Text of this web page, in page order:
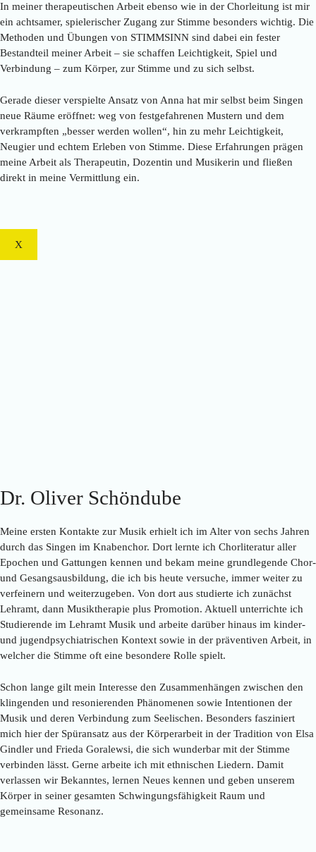
In meiner therapeutischen Arbeit ebenso wie in der Chorleitung ist mir
ein achtsamer, spielerischer Zugang zur Stimme besonders wichtig. Die
Methoden und Übungen von STIMMSINN sind dabei ein fester
Bestandteil meiner Arbeit – sie schaffen Leichtigkeit, Spiel und
Verbindung – zum Körper, zur Stimme und zu sich selbst.
Gerade dieser verspielte Ansatz von Anna hat mir selbst beim Singen
neue Räume eröffnet: weg von festgefahrenen Mustern und dem
verkrampften „besser werden wollen“, hin zu mehr Leichtigkeit,
Neugier und echtem Erleben von Stimme. Diese Erfahrungen prägen
meine Arbeit als Therapeutin, Dozentin und Musikerin und fließen
direkt in meine Vermittlung ein.
X
Dr. Oliver Schöndube
Meine ersten Kontakte zur Musik erhielt ich im Alter von sechs Jahren
durch das Singen im Knabenchor. Dort lernte ich Chorliteratur aller
Epochen und Gattungen kennen und bekam meine grundlegende Chor-
und Gesangsausbildung, die ich bis heute versuche, immer weiter zu
verfeinern und weiterzugeben. Von dort aus studierte ich zunächst
Lehramt, dann Musiktherapie plus Promotion. Aktuell unterrichte ich
Studierende im Lehramt Musik und arbeite darüber hinaus im kinder-
und jugendpsychiatrischen Kontext sowie in der präventiven Arbeit, in
welcher die Stimme oft eine besondere Rolle spielt.
Schon lange gilt mein Interesse den Zusammenhängen zwischen den
klingenden und resonierenden Phänomenen sowie Intentionen der
Musik und deren Verbindung zum Seelischen. Besonders fasziniert
mich hier der Spüransatz aus der Körperarbeit in der Tradition von Elsa
Gindler und Frieda Goralewsi, die sich wunderbar mit der Stimme
verbinden lässt. Gerne arbeite ich mit ethnischen Liedern. Damit
verlassen wir Bekanntes, lernen Neues kennen und geben unserem
Körper in seiner gesamten Schwingungsfähigkeit Raum und
gemeinsame Resonanz.